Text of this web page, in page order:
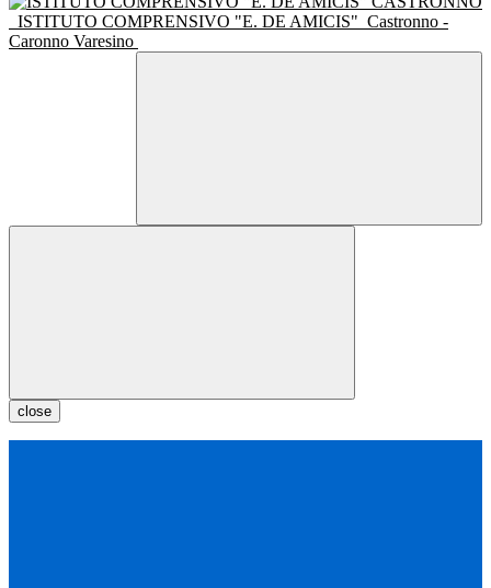
ISTITUTO COMPRENSIVO "E. DE AMICIS" Castronno -
Caronno Varesino
close